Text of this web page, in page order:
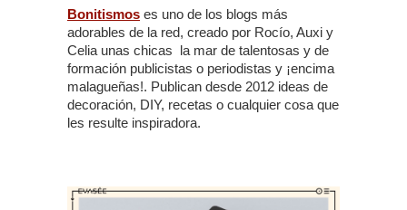
Bonitismos es uno de los blogs más
adorables de la red, creado por Rocío, Auxi y
Celia unas chicas la mar de talentosas y de
formación publicistas o periodistas y ¡encima
malagueñas!. Publican desde 2012 ideas de
decoración, DIY, recetas o cualquier cosa que
les resulte inspiradora.